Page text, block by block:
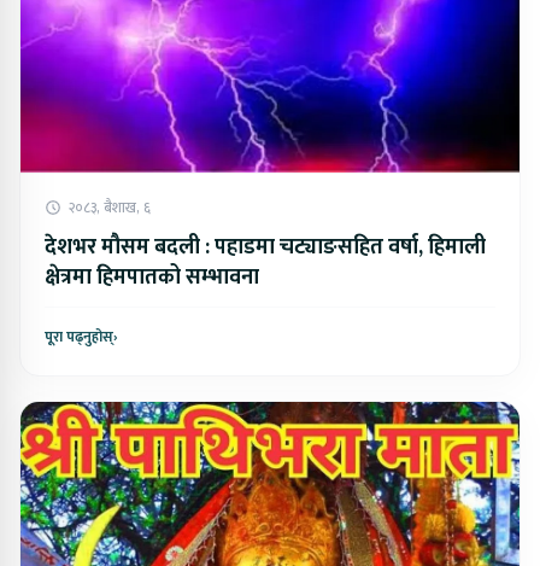
२०८३, बैशाख, ६
देशभर मौसम बदली : पहाडमा चट्याङसहित वर्षा, हिमाली
क्षेत्रमा हिमपातको सम्भावना
पूरा पढ्नुहोस्›